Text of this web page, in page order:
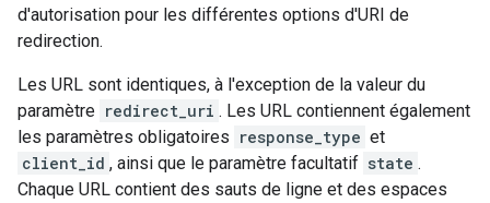
d'autorisation pour les différentes options d'URI de
redirection.
Les URL sont identiques, à l'exception de la valeur du
paramètre redirect_uri . Les URL contiennent également
les paramètres obligatoires response_type et
client_id , ainsi que le paramètre facultatif state .
Chaque URL contient des sauts de ligne et des espaces